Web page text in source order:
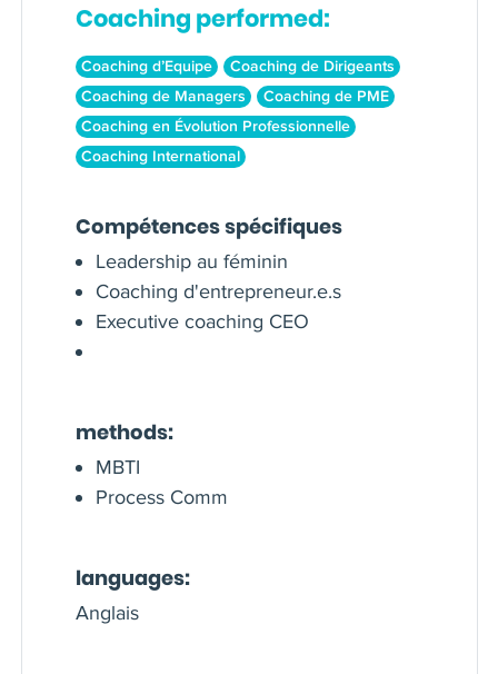
Coaching performed:
Coaching d’Equipe
Coaching de Dirigeants
Coaching de Managers
Coaching de PME
Coaching en Évolution Professionnelle
Coaching International
Compétences spécifiques
Leadership au féminin
Coaching d'entrepreneur.e.s
Executive coaching CEO
methods:
MBTI
Process Comm
languages:
Anglais